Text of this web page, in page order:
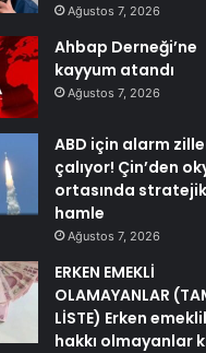
Ağustos 7, 2026
Ahbap Derneği’ne
kayyum atandı
Ağustos 7, 2026
ABD için alarm
çalıyor! Çin’den
ortasında stratejik
hamle
Ağustos 7, 2026
ERKEN EMEKLİ
OLAMAYANLAR
LİSTE) Erken
hakkı olmayanlar